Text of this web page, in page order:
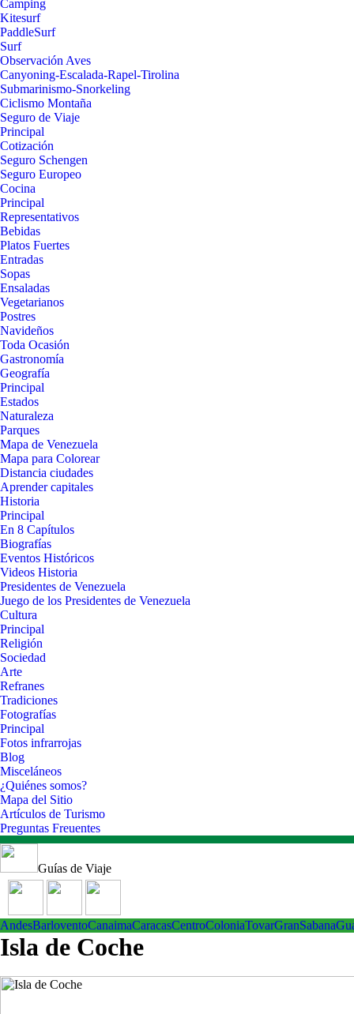
Camping
Kitesurf
PaddleSurf
Surf
Observación Aves
Canyoning-Escalada-Rapel-Tirolina
Submarinismo-Snorkeling
Ciclismo Montaña
Seguro de Viaje
Principal
Cotización
Seguro Schengen
Seguro Europeo
Cocina
Principal
Representativos
Bebidas
Platos Fuertes
Entradas
Sopas
Ensaladas
Vegetarianos
Postres
Navideños
Toda Ocasión
Gastronomía
Geografía
Principal
Estados
Naturaleza
Parques
Mapa de Venezuela
Mapa para Colorear
Distancia ciudades
Aprender capitales
Historia
Principal
En 8 Capítulos
Biografías
Eventos Históricos
Videos Historia
Presidentes de Venezuela
Juego de los Presidentes de Venezuela
Cultura
Principal
Religión
Sociedad
Arte
Refranes
Tradiciones
Fotografías
Principal
Fotos infrarrojas
Blog
Misceláneos
¿Quiénes somos?
Mapa del Sitio
Artículos de Turismo
Preguntas Freuentes
Guías de Viaje
AndesBarloventoCanaimaCaracasCentroColoniaTovarGranSabana
Isla de Coche